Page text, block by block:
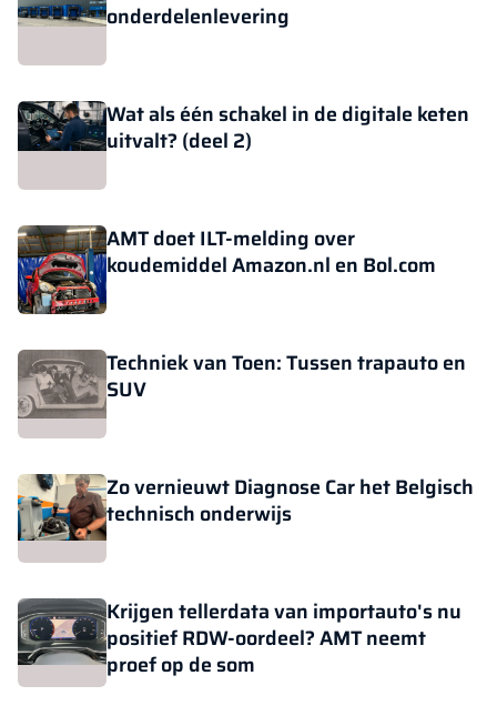
onderdelenlevering
Wat als één schakel in de digitale keten
uitvalt? (deel 2)
AMT doet ILT-melding over
koudemiddel Amazon.nl en Bol.com
Techniek van Toen: Tussen trapauto en
SUV
Zo vernieuwt Diagnose Car het Belgisch
technisch onderwijs
Krijgen tellerdata van importauto's nu
positief RDW-oordeel? AMT neemt
proef op de som